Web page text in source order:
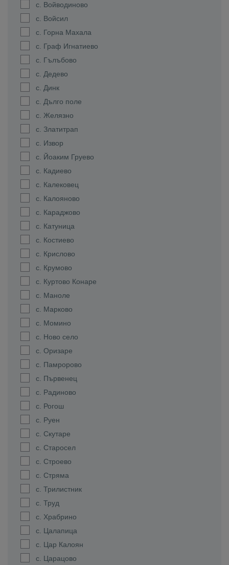
с. Войводиново
с. Войсил
с. Горна Махала
с. Граф Игнатиево
с. Гълъбово
с. Дедево
с. Динк
с. Дълго поле
с. Желязно
с. Златитрап
с. Извор
с. Йоаким Груево
с. Кадиево
с. Калековец
с. Калояново
с. Караджово
с. Катуница
с. Костиево
с. Крислово
с. Крумово
с. Куртово Конаре
с. Маноле
с. Марково
с. Момино
с. Ново село
с. Оризаре
с. Памророво
с. Първенец
с. Радиново
с. Рогош
с. Руен
с. Скутаре
с. Старосел
с. Строево
с. Стряма
с. Трилистник
с. Труд
с. Храбрино
с. Цалапица
с. Цар Калоян
с. Царацово